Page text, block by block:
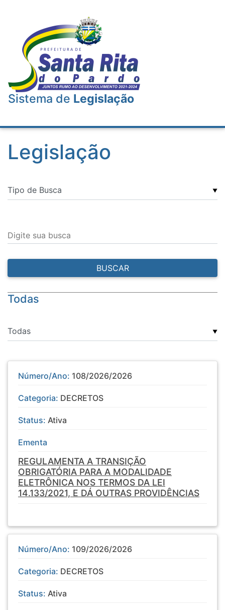
Sistema de Legislação
Legislação
▼
Digite sua busca
BUSCAR
Todas
▼
Número/Ano: 108/2026/2026
Categoria: DECRETOS
Status: Ativa
Ementa
REGULAMENTA A TRANSIÇÃO
OBRIGATÓRIA PARA A MODALIDADE
ELETRÔNICA NOS TERMOS DA LEI
14.133/2021, E DÁ OUTRAS PROVIDÊNCIAS
Número/Ano: 109/2026/2026
Categoria: DECRETOS
Status: Ativa